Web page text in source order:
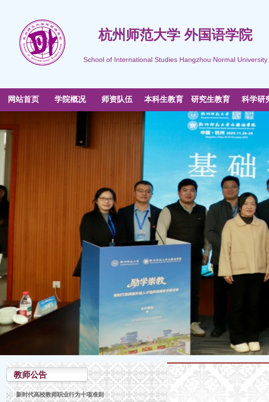
杭州师范大学 外国语学院
School of International Studies Hangzhou Normal University
网站首页 学院概况 师资队伍 本科生教育 研究生教育 科学研
教师公告
新时代高校教师职业行为十项准则